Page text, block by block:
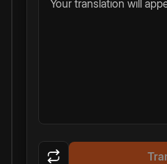
Your translation will